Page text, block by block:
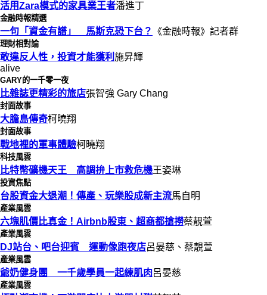
活用Zara模式的家具業王者潘進丁
金融時報精選
一句「資金有譜」 馬斯克恐下台？ 《金融時報》記者群
理財相對論
敢違反人性，投資才能獲利 施昇輝
alive
GARY的一千零一夜
比雜誌更精彩的旅店張智強 Gary Chang
封面故事
大膽島傳奇柯曉翔
封面故事
戰地裡的軍事體驗柯曉翔
科技風雲
比特幣礦機天王 高調拚上市救危機王姿琳
投資焦點
台股資金大退潮！傳產、玩樂股成新主流馬自明
產業風雲
六塊肌價比真金！Airbnb股東、超商都搶撈蔡靚萱
產業風雲
DJ站台、吧台迎賓 運動像跑夜店呂晏慈、蔡靚萱
產業風雲
爺奶健身團 一千歲學員一起練肌肉呂晏慈
產業風雲